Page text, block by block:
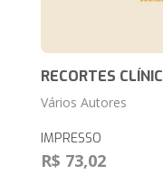
RECORTES
Vários Autores
IMPRESSO
R$ 73,02